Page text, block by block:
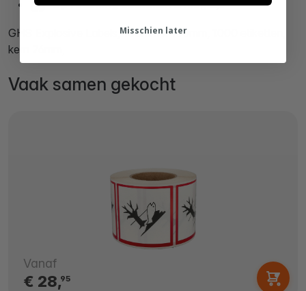
Op rekening bestellenis mogelijk
GHS Explosive Labels, 100mm x 100mm, 1000 etiketten,
kern 76mm,
Vaak samen gekocht
Vanaf
€ 28,95
Misschien later